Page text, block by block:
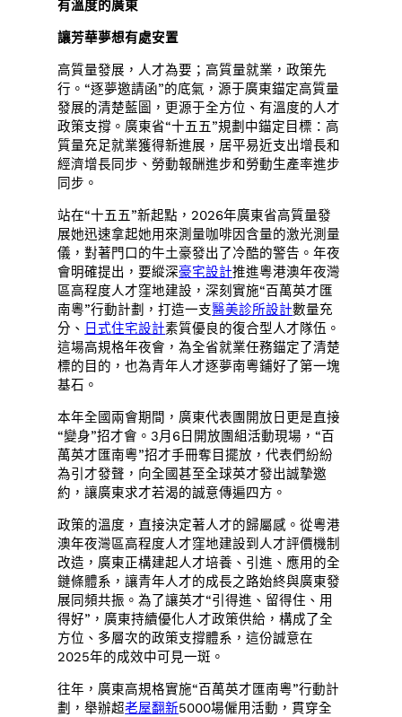
有溫度的廣東
讓芳華夢想有處安置
高質量發展，人才為要；高質量就業，政策先
行。“逐夢邀請函”的底氣，源于廣東錨定高質量
發展的清楚藍圖，更源于全方位、有溫度的人才
政策支撐。廣東省“十五五”規劃中錨定目標：高
質量充足就業獲得新進展，居平易近支出增長和
經濟增長同步、勞動報酬進步和勞動生產率進步
同步。
站在“十五五”新起點，2026年廣東省高質量發
展她迅速拿起她用來測量咖啡因含量的激光測量
儀，對著門口的牛土豪發出了冷酷的警告。年夜
會明確提出，要縱深豪宅設計推進粵港澳年夜灣
區高程度人才窪地建設，深刻實施“百萬英才匯
南粵”行動計劃，打造一支醫美診所設計數量充
分、 日式住宅設計素質優良的復合型人才隊伍。
這場高規格年夜會，為全省就業任務錨定了清楚
標的目的，也為青年人才逐夢南粵鋪好了第一塊
基石。
本年全國兩會期間，廣東代表團開放日更是直接
“變身”招才會。3月6日開放團組活動現場，“百
萬英才匯南粵”招才手冊奪目擺放，代表們紛紛
為引才發聲，向全國甚至全球英才發出誠摯邀
約，讓廣東求才若渴的誠意傳遍四方。
政策的溫度，直接決定著人才的歸屬感。從粵港
澳年夜灣區高程度人才窪地建設到人才評價機制
改造，廣東正構建起人才培養、引進、應用的全
鏈條體系，讓青年人才的成長之路始終與廣東發
展同頻共振。為了讓英才“引得進、留得住、用
得好”，廣東持續優化人才政策供給，構成了全
方位、多層次的政策支撐體系，這份誠意在
2025年的成效中可見一斑。
往年，廣東高規格實施“百萬英才匯南粵”行動計
劃，舉辦超老屋翻新5000場僱用活動，貫穿全